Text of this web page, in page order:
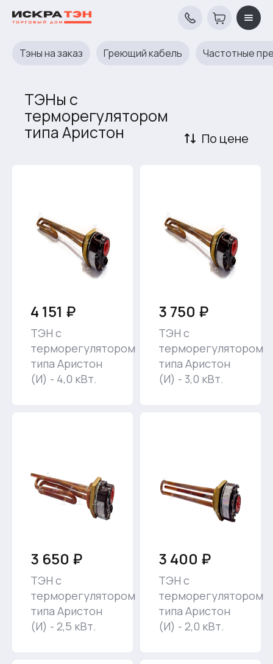
Тэны на заказ Греющий кабель Частотные
ТЭНы с
терморегулятором
типа Аристон По цене
4 151 ₽
ТЭН с
терморегулятором
типа Аристон
(И) - 4,0 кВт.
3 750 ₽
ТЭН с
терморегулятором
типа Аристон
(И) - 3,0 кВт.
3 650 ₽
ТЭН с
терморегулятором
типа Аристон
(И) - 2,5 кВт.
3 400 ₽
ТЭН с
терморегулятором
типа Аристон
(И) - 2,0 кВт.